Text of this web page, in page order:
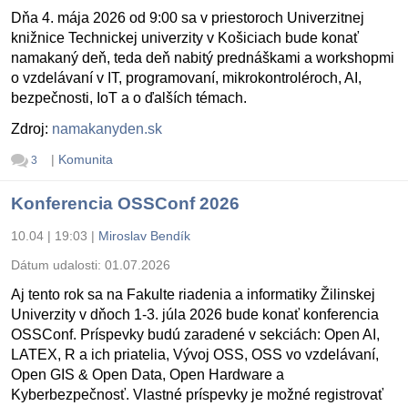
Dňa 4. mája 2026 od 9:00 sa v priestoroch Univerzitnej
knižnice Technickej univerzity v Košiciach bude konať
namakaný deň, teda deň nabitý prednáškami a workshopmi
o vzdelávaní v IT, programovaní, mikrokontroléroch, AI,
bezpečnosti, IoT a o ďalších témach.
Zdroj: namakanyden.sk
3 | Komunita
Konferencia OSSConf 2026
10.04 | 19:03 | Miroslav Bendík
Dátum udalosti: 01.07.2026
Aj tento rok sa na Fakulte riadenia a informatiky Žilinskej
Univerzity v dňoch 1-3. júla 2026 bude konať konferencia
OSSConf. Príspevky budú zaradené v sekciách: Open AI,
LATEX, R a ich priatelia, Vývoj OSS, OSS vo vzdelávaní,
Open GIS & Open Data, Open Hardware a
Kyberbezpečnosť. Vlastné príspevky je možné registrovať